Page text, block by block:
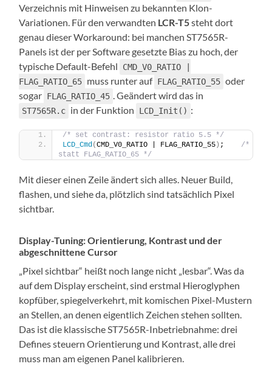
Verzeichnis mit Hinweisen zu bekannten Klon-
Variationen. Für den verwandten LCR-T5steht dort
genau dieser Workaround: bei manchen ST7565R-
Panels ist der per Software gesetzte Bias zu hoch, der
typische Default-Befehl
CMD_V0_RATIO |
FLAG_RATIO_65 muss runter auf FLAG_RATIO_55 oder
sogar FLAG_RATIO_45 . Geändert wird das in
ST7565R.c in der Funktion LCD_Init() :
/* set contrast: resistor ratio 5.5 */
LCD_Cmd(CMD_V0_RATIO | FLAG_RATIO_55 ) ; /*
statt FLAG_RATIO_65 */
Mit dieser einen Zeile ändert sich alles. Neuer Build,
flashen, und siehe da, plötzlich sind tatsächlich Pixel
sichtbar.
Display-Tuning: Orientierung, Kontrast und der
abgeschnittene Cursor
„Pixel sichtbar“ heißt noch lange nicht „lesbar“. Was da
auf dem Display erscheint, sind erstmal Hieroglyphen
kopfüber, spiegelverkehrt, mit komischen Pixel-Mustern
an Stellen, an denen eigentlich Zeichen stehen sollten.
Das ist die klassische ST7565R-Inbetriebnahme: drei
Defines steuern Orientierung und Kontrast, alle drei
muss man am eigenen Panel kalibrieren.